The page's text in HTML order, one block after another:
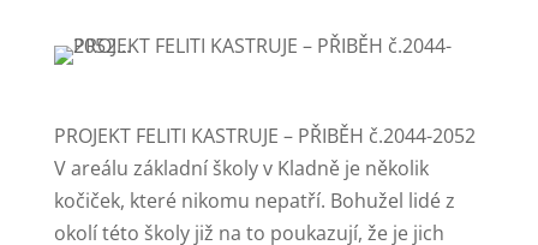
PROJEKT FELITI KASTRUJE – PŘIBĚH č.2044-2052
V areálu základní školy v Kladně je několik
kočiček, které nikomu nepatří. Bohužel lidé z
okolí této školy již na to poukazují, že je jich